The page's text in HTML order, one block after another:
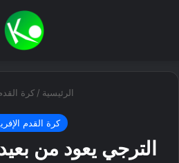
الرئيسية / كرة
كرة القدم
الترجي يعود من